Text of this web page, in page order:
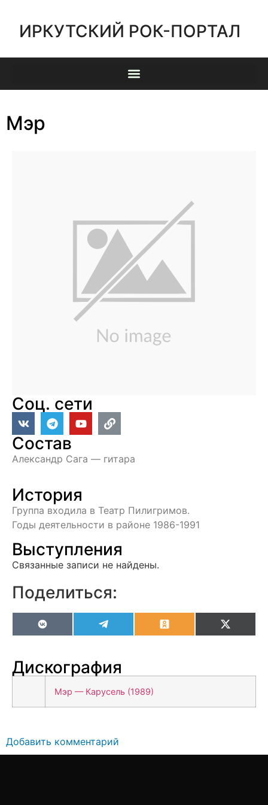
ИРКУТСКИЙ РОК-ПОРТАЛ
Мэр
Соц. сети
Состав
Александр Сага — гитара
История
Группа входила в Театр Пилигримов.
Годы деятельности в районе 1986-1991
Выступления
Связанные записи не найдены.
Поделиться:
VK OdnoklassnikiX
Дискография
Мэр — Карусель (1989)
Добавить комментарий